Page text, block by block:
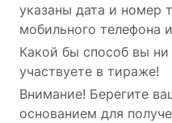
указаны дата и номер
мобильного телефона
Какой бы способ вы
участвуете в тираже!
Внимание! Берегите
основанием для